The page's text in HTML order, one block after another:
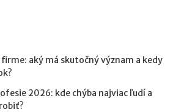
aký má skutočný význam a kedy
2026: kde chýba najviac ľudí a